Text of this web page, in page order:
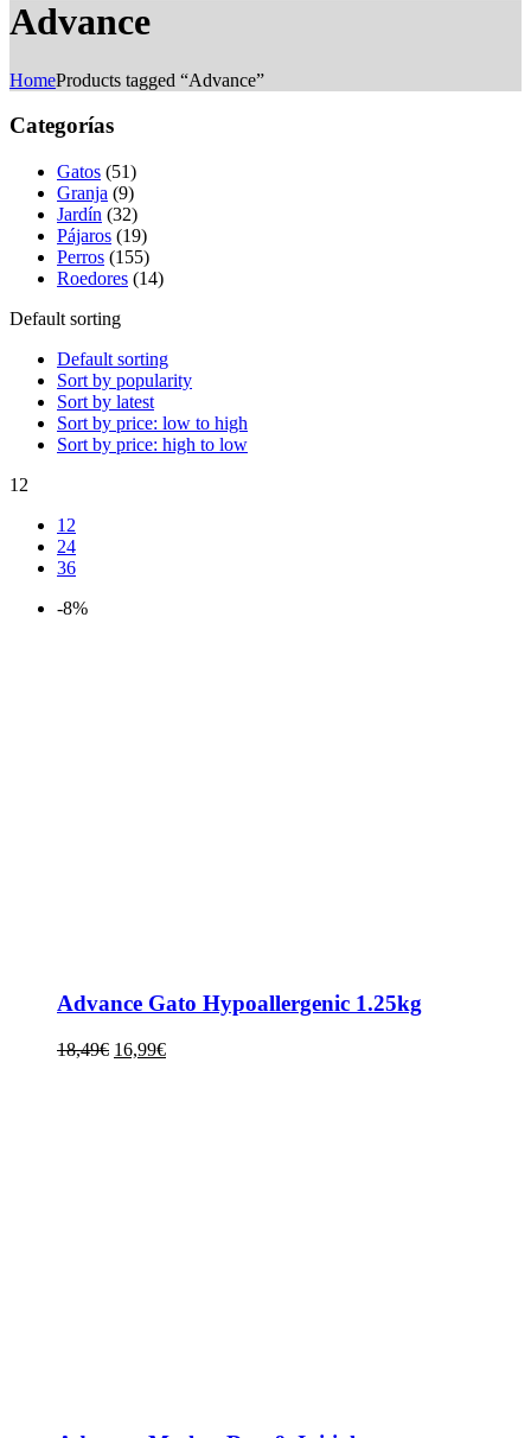
Advance
HomeProducts tagged “Advance”
Categorías
Gatos (51)
Granja (9)
Jardín (32)
Pájaros (19)
Perros (155)
Roedores (14)
Default sorting
Default sorting
Sort by popularity
Sort by latest
Sort by price: low to high
Sort by price: high to low
12
12
24
36
-8%
Advance Gato Hypoallergenic 1.25kg
18,49€ 16,99€